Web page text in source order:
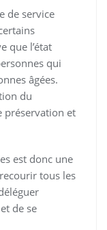
de service
que l’état
qui
âgées.
du
préservation et
est donc une
tous les
de se